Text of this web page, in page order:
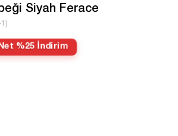
Siyah Ferace
%25 İndirim